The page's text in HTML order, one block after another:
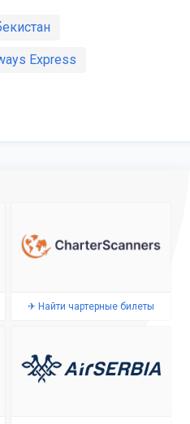
Express
✈ Найти чартерные билеты